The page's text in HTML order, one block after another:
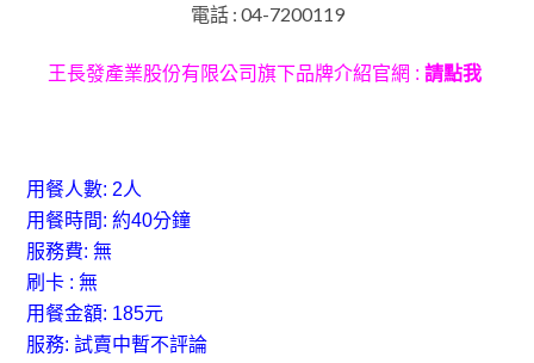
電話 : 04-7200119
王長發產業股份有限公司旗下品牌介紹官網 : 請點我
用餐人數: 2人
用餐時間: 約40分鐘
服務費: 無
刷卡 : 無
用餐金額: 185元
服務: 試賣中暫不評論